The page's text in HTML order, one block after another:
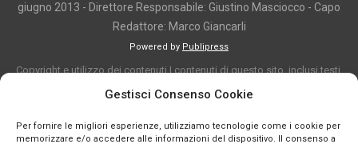
Gestisci Consenso Cookie
Per fornire le migliori esperienze, utilizziamo tecnologie come i cookie per
memorizzare e/o accedere alle informazioni del dispositivo. Il consenso a
giugno 2013 - Direttore Responsabile: Giustino Masciocco - Capo
Redattore: Marco Giancarli
Powered by Publipress
Copyright e utilizzo dei contenuti I contenuti di questo sito, inclusi testi,
articoli, immagini, fotografie, video e grafica, sono protetti da copyright e
indicazione. La riproduzione totale o parziale dei contenuti è consentita